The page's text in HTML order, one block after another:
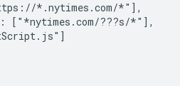
*.nytimes.com/*"],
["*nytimes.com/???s/*"],